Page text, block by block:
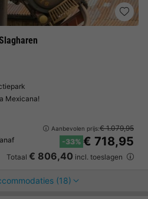
Mexicana!
Aanbevolen prijs:€ 1.079,95
-33% € 718,95
Totaal € 806,40 incl. toeslagen
(18)